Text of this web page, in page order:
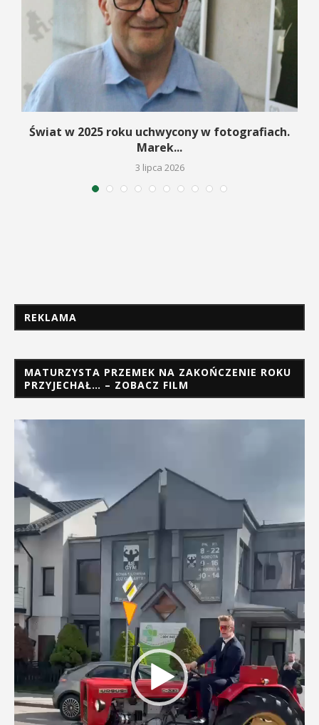
Świat w 2025 roku uchwycony w fotografiach.
Marek...
3 lipca 2026
REKLAMA
MATURZYSTA PRZEMEK NA ZAKOŃCZENIE ROKU
PRZYJECHAŁ… – ZOBACZ FILM
Odtwarzacz